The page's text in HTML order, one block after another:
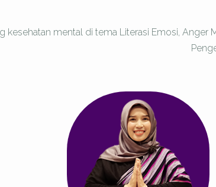
mental di tema Literasi Emosi, Anger